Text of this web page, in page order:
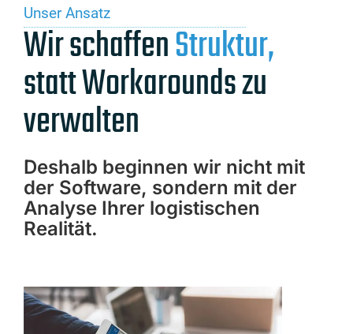
Unser Ansatz
Wir schaffenStruktur,
statt Workarounds zu
verwalten
Deshalb beginnen wir nicht mit
der Software, sondern mit der
Analyse Ihrer logistischen
Realität.